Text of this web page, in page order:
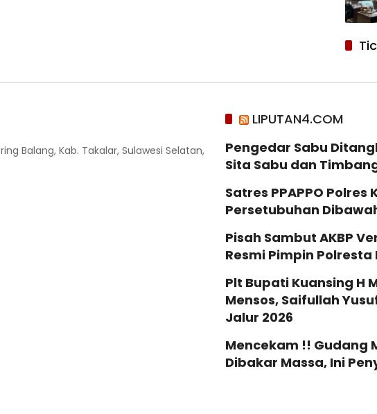
Balang, Kab. Takalar, Sulawesi Selatan,
LIPUTAN4.COM
Pengedar Sabu
Sita Sabu dan
Satres PPAPPO
Persetubuhan
Pisah Sambut AKBP
Resmi Pimpin
Plt Bupati Kuansing H
Mensos, Saifullah
Jalur 2026
Mencekam !! Gudang
Dibakar Massa, Ini